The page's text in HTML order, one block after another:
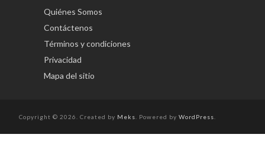
Quiénes Somos
Contáctenos
Términos y condiciones
Privacidad
Mapa del sitio
Copyright © 2026. Created by Meks . Powered by WordPress